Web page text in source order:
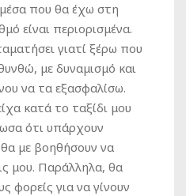
που θα έχω στη
είναι περιορισμένα.
γιατί ξέρω που
με δυναμισμό και
να τα εξασφαλίσω.
κατά το ταξίδι μου
ότι υπάρχουν
με βοηθήσουν να
μου. Παράλληλα, θα
φορείς για να γίνουν